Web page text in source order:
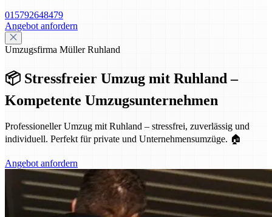
015792648479
Angebot anfordern
Umzugsfirma Müller Ruhland
📦 Stressfreier Umzug mit Ruhland –
Kompetente Umzugsunternehmen
Professioneller Umzug mit Ruhland – stressfrei, zuverlässig und
individuell. Perfekt für private und Unternehmensumzüge. 🏠
Angebot anfordern